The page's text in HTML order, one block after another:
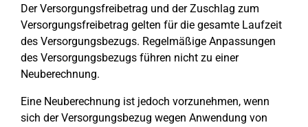
Der Versorgungsfreibetrag und der Zuschlag zum
Versorgungsfreibetrag gelten für die gesamte Laufzeit
des Versorgungsbezugs. Regelmäßige Anpassungen
des Versorgungsbezugs führen nicht zu einer
Neuberechnung.
Eine Neuberechnung ist jedoch vorzunehmen, wenn
sich der Versorgungsbezug wegen Anwendung von